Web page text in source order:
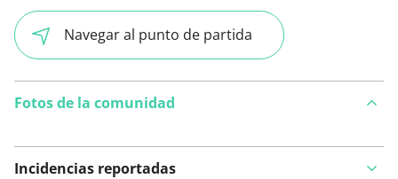
Navegar al punto de partida
Fotos de la comunidad
Incidencias reportadas